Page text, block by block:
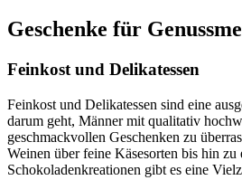
Geschenke für
Feinkost und Delikatessen
Feinkost und Delikatessen sind eine
darum geht, Männer mit qualitativ
geschmackvollen Geschenken zu
Weinen über feine Käsesorten bis hin zu
Schokoladenkreationen gibt es eine